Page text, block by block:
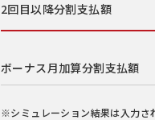
2回目以降分割支払額
ボーナス月加算分割支払額
※シミュレーション結果は入力さ